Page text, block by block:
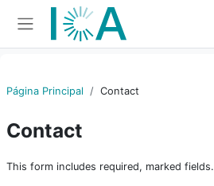
Salta al contenido principal
Panel lateral
Página Principal Contact
Contact
This form includes required, marked fields.